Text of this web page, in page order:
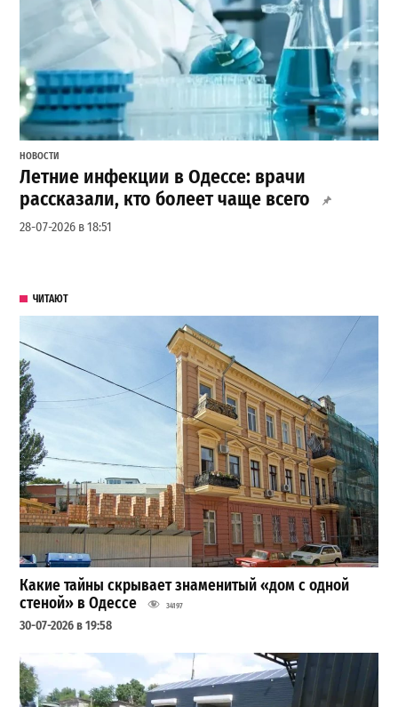
НОВОСТИ
Летние инфекции в Одессе: врачи
рассказали, кто болеет чаще всего
28-07-2026 в 18:51
ЧИТАЮТ
Какие тайны скрывает знаменитый «дом с одной
стеной» в Одессе
34197
30-07-2026 в 19:58